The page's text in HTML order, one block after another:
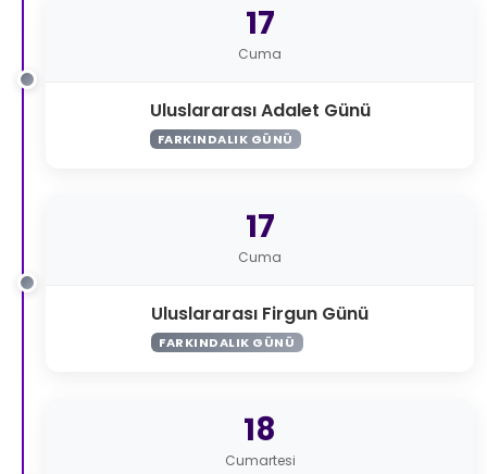
17
Cuma
Uluslararası Adalet Günü
FARKINDALIK GÜNÜ
17
Cuma
Uluslararası Firgun Günü
FARKINDALIK GÜNÜ
18
Cumartesi